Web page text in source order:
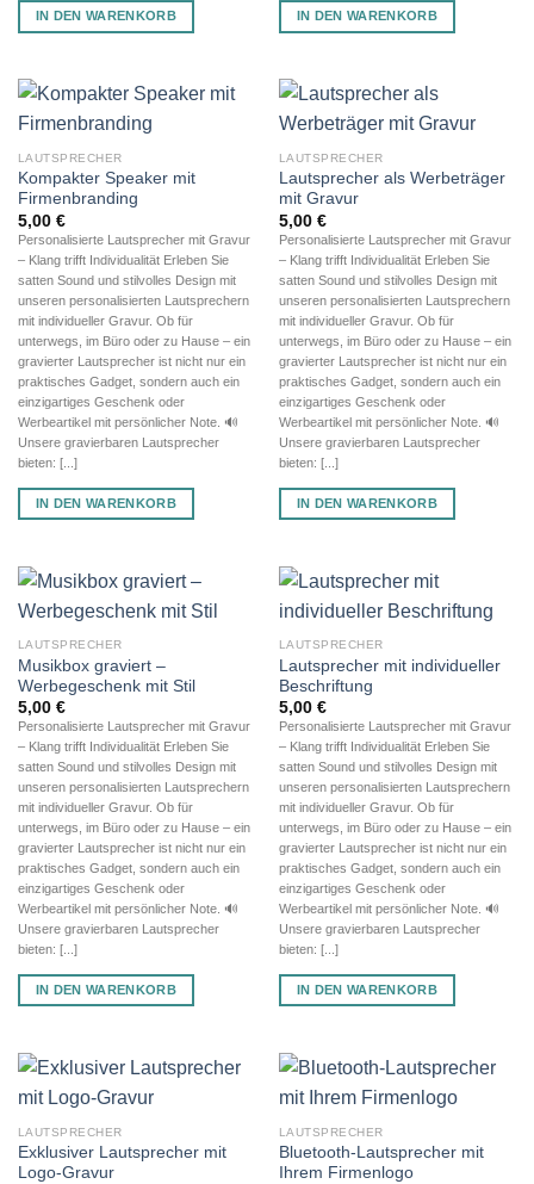
IN DEN WARENKORB IN DEN WARENKORB
LAUTSPRECHER
Kompakter Speaker mit
Firmenbranding
5,00 €
Personalisierte Lautsprecher mit Gravur
– Klang trifft Individualität Erleben Sie
satten Sound und stilvolles Design mit
unseren personalisierten Lautsprechern
mit individueller Gravur. Ob für
unterwegs, im Büro oder zu Hause – ein
gravierter Lautsprecher ist nicht nur ein
praktisches Gadget, sondern auch ein
einzigartiges Geschenk oder
Werbeartikel mit persönlicher Note. 🔊
Unsere gravierbaren Lautsprecher
bieten: [...]
IN DEN WARENKORB
LAUTSPRECHER
Lautsprecher als Werbeträger
mit Gravur
5,00 €
Personalisierte Lautsprecher mit Gravur
– Klang trifft Individualität Erleben Sie
satten Sound und stilvolles Design mit
unseren personalisierten Lautsprechern
mit individueller Gravur. Ob für
unterwegs, im Büro oder zu Hause – ein
gravierter Lautsprecher ist nicht nur ein
praktisches Gadget, sondern auch ein
einzigartiges Geschenk oder
Werbeartikel mit persönlicher Note. 🔊
Unsere gravierbaren Lautsprecher
bieten: [...]
IN DEN WARENKORB
LAUTSPRECHER
Musikbox graviert –
Werbegeschenk mit Stil
5,00 €
Personalisierte Lautsprecher mit Gravur
– Klang trifft Individualität Erleben Sie
satten Sound und stilvolles Design mit
unseren personalisierten Lautsprechern
mit individueller Gravur. Ob für
unterwegs, im Büro oder zu Hause – ein
gravierter Lautsprecher ist nicht nur ein
praktisches Gadget, sondern auch ein
einzigartiges Geschenk oder
Werbeartikel mit persönlicher Note. 🔊
Unsere gravierbaren Lautsprecher
bieten: [...]
IN DEN WARENKORB
LAUTSPRECHER
Lautsprecher mit individueller
Beschriftung
5,00 €
Personalisierte Lautsprecher mit Gravur
– Klang trifft Individualität Erleben Sie
satten Sound und stilvolles Design mit
unseren personalisierten Lautsprechern
mit individueller Gravur. Ob für
unterwegs, im Büro oder zu Hause – ein
gravierter Lautsprecher ist nicht nur ein
praktisches Gadget, sondern auch ein
einzigartiges Geschenk oder
Werbeartikel mit persönlicher Note. 🔊
Unsere gravierbaren Lautsprecher
bieten: [...]
IN DEN WARENKORB
LAUTSPRECHER
Exklusiver Lautsprecher mit
Logo-Gravur
LAUTSPRECHER
Bluetooth-Lautsprecher mit
Ihrem Firmenlogo